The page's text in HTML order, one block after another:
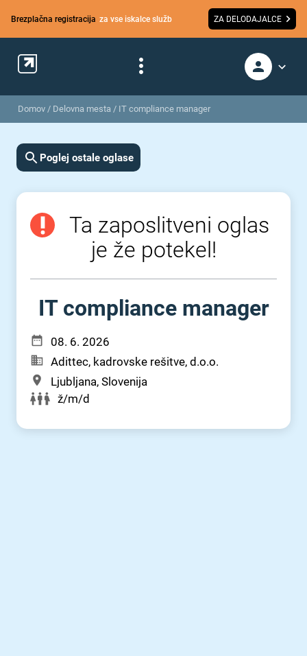
Brezplačna registracija za vse iskalce služb ZA DELODAJALCE
Domov / Delovna mesta / IT compliance manager
Poglej ostale oglase
Ta zaposlitveni oglas
je že potekel!
IT compliance manager
08. 6. 2026
Adittec, kadrovske rešitve, d.o.o.
Ljubljana, Slovenija
ž/m/d